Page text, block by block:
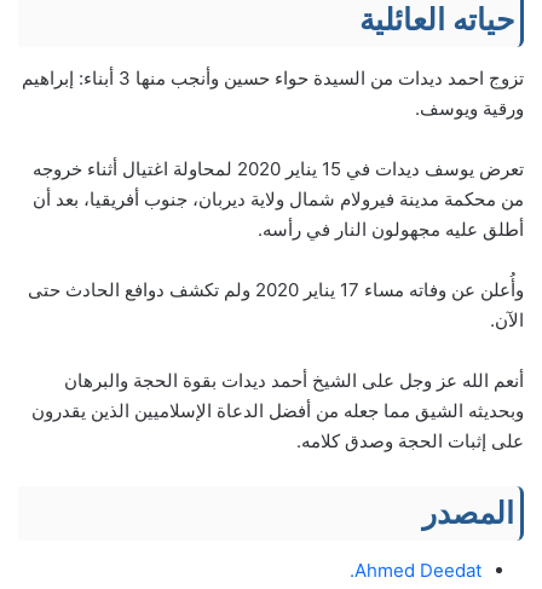
حياته العائلية
تزوج احمد ديدات من السيدة حواء حسين وأنجب منها 3 أبناء: إبراهيم
ورقية ويوسف.
تعرض يوسف ديدات في 15 يناير 2020 لمحاولة اغتيال أثناء خروجه
من محكمة مدينة فيرولام شمال ولاية ديربان، جنوب أفريقيا، بعد أن
أطلق عليه مجهولون النار في رأسه.
وأُعلن عن وفاته مساء 17 يناير 2020 ولم تكشف دوافع الحادث حتى
الآن.
أنعم الله عز وجل على الشيخ أحمد ديدات بقوة الحجة والبرهان
وبحديثه الشيق مما جعله من أفضل الدعاة الإسلاميين الذين يقدرون
على إثبات الحجة وصدق كلامه.
المصدر
Ahmed Deedat.